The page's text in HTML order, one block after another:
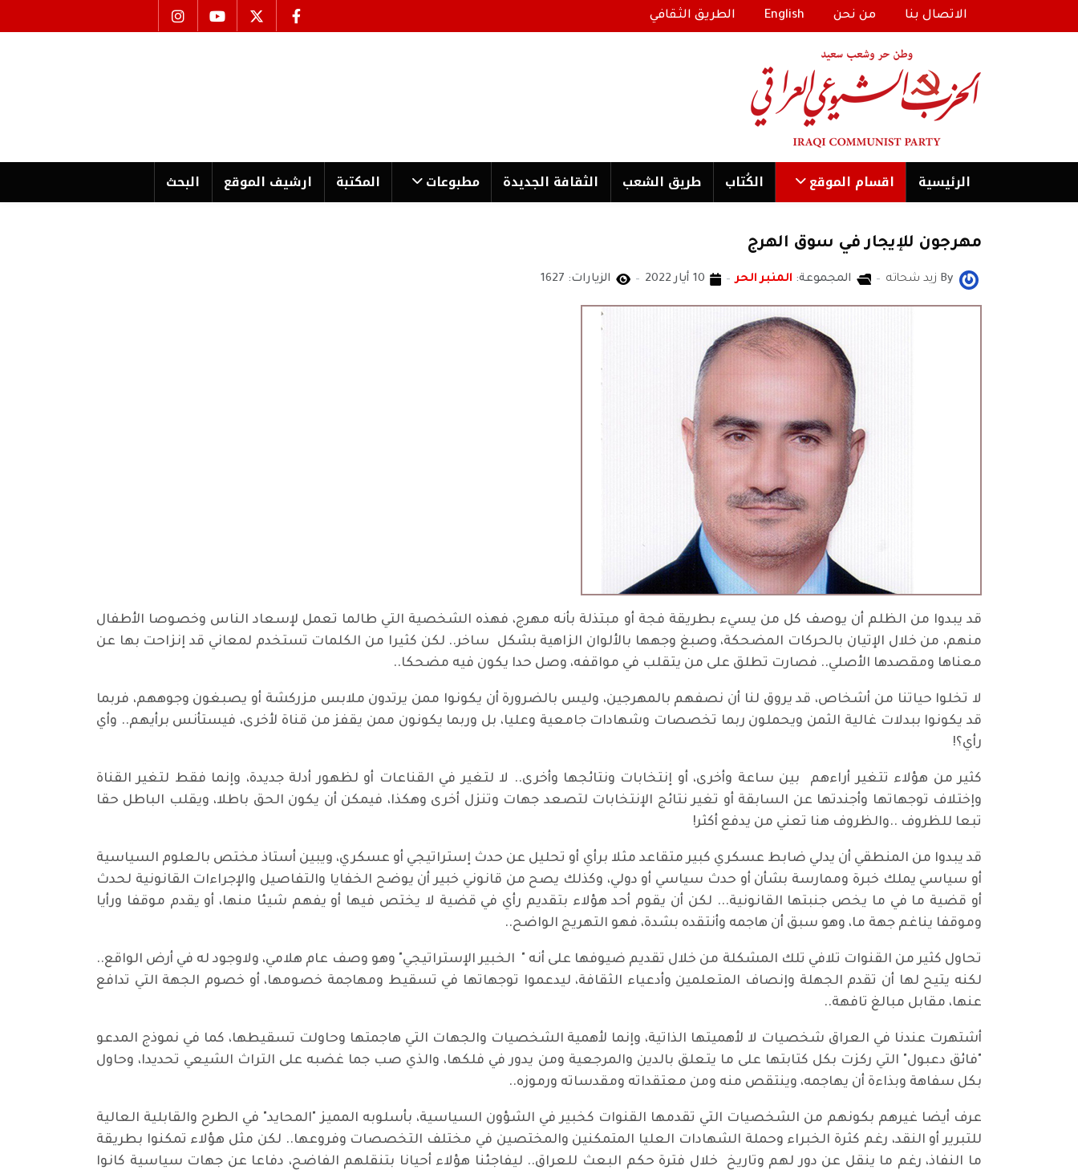
الاتصال بنا من نحن English الطريق الثقافي
الرئیسية اقسام الموقع الكُتاب طریق الشعب الثقافة الجدیدة مطبوعات المكتبة ارشیف الموقع البحث
مهرجون للإيجار في سوق الهرج
By زيد شحاته المجموعة: المنبر الحر 10 أيار 2022 الزيارات: 1627
قد يبدوا من الظلم أن يوصف كل من يسيء بطريقة فجة أو مبتذلة بأنه مهرج، فهذه الشخصية التي طالما تعمل لإسعاد الناس وخصوصا الأطفال
منهم، من خلال الإتيان بالحركات المضحكة، وصبغ وجهها بالألوان الزاهية بشكل ساخر.. لكن كثيرا من الكلمات تستخدم لمعاني قد إنزاحت بها عن
معناها ومقصدها الأصلي.. فصارت تطلق على من يتقلب في مواقفه، وصل حدا يكون فيه مضحكا..
لا تخلوا حياتنا من أشخاص، قد يروق لنا أن نصفهم بالمهرجين، وليس بالضرورة أن يكونوا ممن يرتدون ملابس مزركشة أو يصبغون وجوههم، فربما
قد يكونوا ببدلات غالية الثمن ويحملون ربما تخصصات وشهادات جامعية وعليا، بل وربما يكونون ممن يقفز من قناة لأخرى، فيستأنس برأيهم.. وأي
رأي؟!
كثير من هؤلاء تتغير أراءهم بين ساعة وأخرى، أو إنتخابات ونتائجها وأخرى.. لا لتغير في القناعات أو لظهور أدلة جديدة، وإنما فقط لتغير القناة
وإختلاف توجهاتها وأجندتها عن السابقة أو تغير نتائج الإنتخابات لتصعد جهات وتنزل أخرى وهكذا، فيمكن أن يكون الحق باطلا، ويقلب الباطل حقا
تبعا للظروف ..والظروف هنا تعني من يدفع أكثر!
قد يبدوا من المنطقي أن يدلي ضابط عسكري كبير متقاعد مثلا برأي أو تحليل عن حدث إستراتيجي أو عسكري، ويبين أستاذ مختص بالعلوم السياسية
أو سياسي يملك خبرة وممارسة بشأن أو حدث سياسي أو دولي، وكذلك يصح من قانوني خبير أن يوضح الخفايا والتفاصيل والإجراءات القانونية لحدث
أو قضية ما في ما يخص جنبتها القانونية... لكن أن يقوم أحد هؤلاء بتقديم رأي في قضية لا يختص فيها أو يفهم شيئا منها، أو يقدم موقفا ورأيا
وموقفا يناغم جهة ما، وهو سبق أن هاجمه وأنتقده بشدة، فهو التهريج الواضح..
تحاول كثير من القنوات تلافي تلك المشكلة من خلال تقديم ضيوفها على أنه " الخبير الإستراتيجي" وهو وصف عام هلامي، ولاوجود له في أرض الواقع..
لكنه يتيح لها أن تقدم الجهلة وإنصاف المتعلمين وأدعياء الثقافة، ليدعموا توجهاتها في تسقيط ومهاجمة خصومها، أو خصوم الجهة التي تدافع
عنها، مقابل مبالغ تافهة..
أشتهرت عندنا في العراق شخصيات لا لأهميتها الذاتية، وإنما لأهمية الشخصيات والجهات التي هاجمتها وحاولت تسقيطها، كما في نموذج المدعو
"فائق دعبول" التي ركزت بكل كتابتها على ما يتعلق بالدين والمرجعية ومن يدور في فلكها، والذي صب جما غضبه على التراث الشيعي تحديدا، وحاول
بكل سفاهة وبذاءة أن يهاجمه، وينتقص منه ومن معتقداته ومقدساته ورموزه..
عرف أيضا غيرهم بكونهم من الشخصيات التي تقدمها القنوات كخبير في الشؤون السياسية، بأسلوبه المميز "المحايد" في الطرح والقابلية العالية
للتبرير أو النقد، رغم كثرة الخبراء وحملة الشهادات العليا المتمكنين والمختصين في مختلف التخصصات وفروعها.. لكن مثل هؤلاء تمكنوا بطريقة
ما النفاذ، رغم ما ينقل عن دور لهم وتاريخ خلال فترة حكم البعث للعراق.. ليفاجئنا هؤلاء أحيانا بتنقلهم الفاضح، دفاعا عن جهات سياسية كانوا